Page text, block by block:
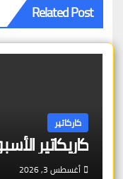
Related Post
كاركاتير
كاريكاتير
أغسطس 3, 2026